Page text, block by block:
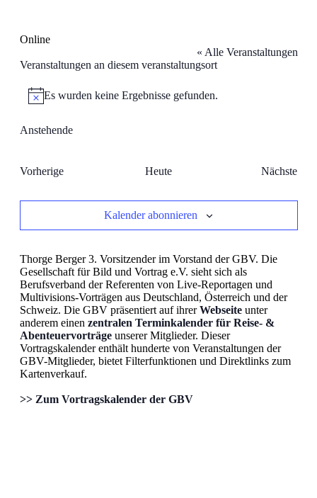
Online
« Alle Veranstaltungen
Veranstaltungen an diesem veranstaltungsort
Hinweis
Es wurden keine Ergebnisse gefunden.
Anstehende
VorherigeVeranstaltungen Heute
Nächste
Kalender abonnieren
Thorge Berger 3. Vorsitzender im Vorstand der GBV. Die
Gesellschaft für Bild und Vortrag e.V. sieht sich als
Berufsverband der Referenten von Live-Reportagen und
Multivisions-Vorträgen aus Deutschland, Österreich und der
Schweiz. Die GBV präsentiert auf ihrerWebseiteunter
anderem einen zentralen Terminkalender für Reise- &
Abenteuervorträgeunserer Mitglieder. Dieser
Vortragskalender enthält hunderte von Veranstaltungen der
GBV-Mitglieder, bietet Filterfunktionen und Direktlinks zum
Kartenverkauf.
>> Zum Vortragskalender der GBV